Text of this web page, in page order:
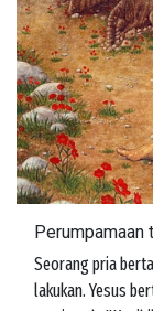
Perumpamaan
Seorang pria
lakukan. Yesus